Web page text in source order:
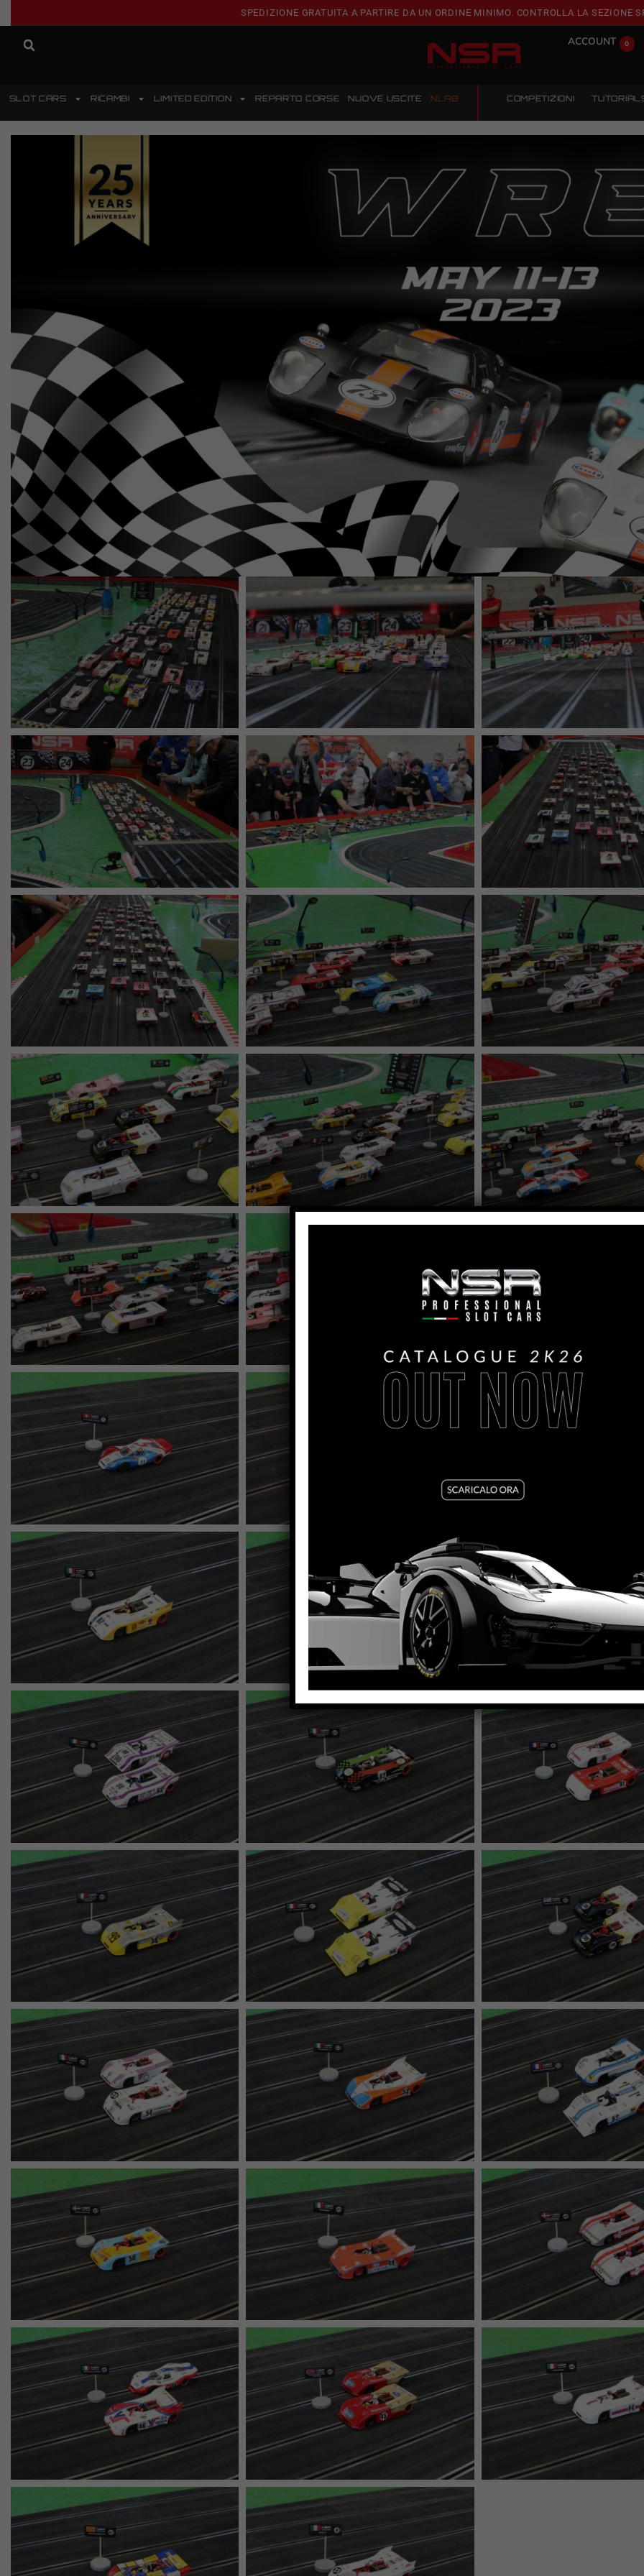
SPEDIZIONE GRATUITA A PARTIRE DA UN ORDINE MINIMO. CONTROLLA LA SEZIONE
ACCOUNT 0
SLOT CARS RICAMBI LIMITED EDITION REPARTO CORSE NUOVE USCITE NLAB COMPETIZIONI